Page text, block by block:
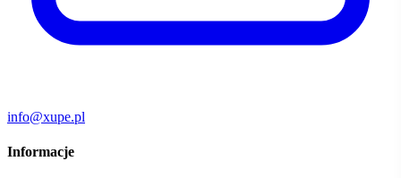
info@xupe.pl
Informacje